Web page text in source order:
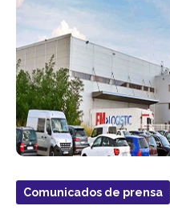
Comunicados de prensa